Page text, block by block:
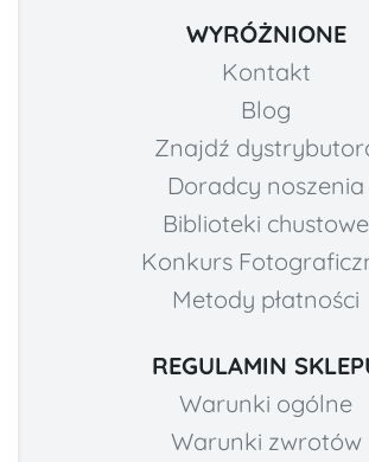
WYRÓŻNIONE
Kontakt
Blog
Znajdź
Doradcy noszenia
Biblioteki chustowe
Konkurs
Metody płatności
REGULAMIN
Warunki ogólne
Warunki zwrotów